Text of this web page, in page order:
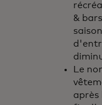
&
Le
après